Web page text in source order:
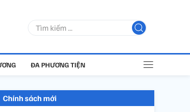
ĐA PHƯƠNG TIỆN
Chính sách mới